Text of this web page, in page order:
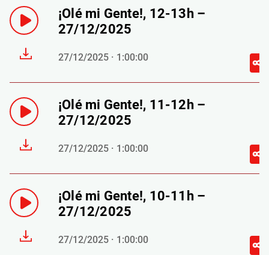
¡Olé mi Gente!, 12-13h –
27/12/2025
27/12/2025 · 1:00:00
¡Olé mi Gente!, 11-12h –
27/12/2025
27/12/2025 · 1:00:00
¡Olé mi Gente!, 10-11h –
27/12/2025
27/12/2025 · 1:00:00